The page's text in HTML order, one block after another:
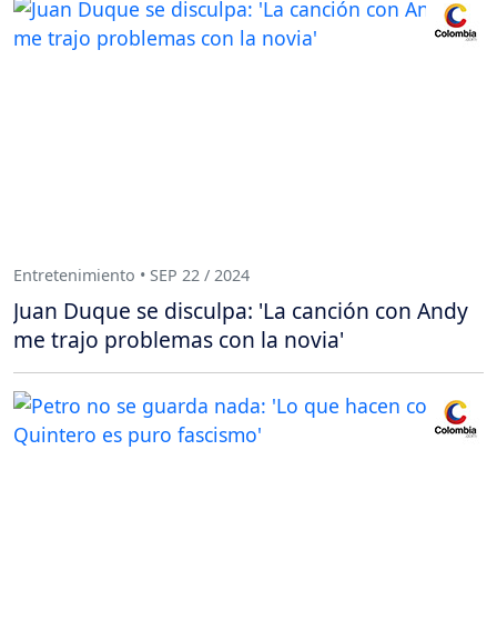
Entretenimiento • SEP 22 / 2024
Juan Duque se disculpa: 'La canción con Andy
me trajo problemas con la novia'